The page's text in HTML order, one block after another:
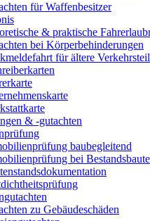
für Waffenbesitzer
& praktische
bei Körperbehinderungen
für ältere
& -gutachten
baubegleitend
bei
zu Gebäudeschäden